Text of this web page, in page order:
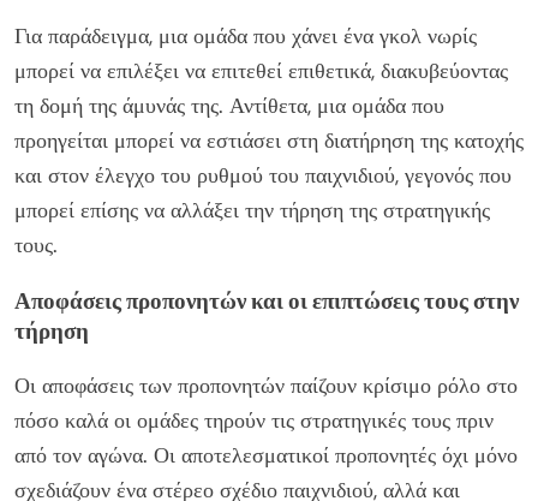
Για παράδειγμα, μια ομάδα που χάνει ένα γκολ νωρίς
μπορεί να επιλέξει να επιτεθεί επιθετικά, διακυβεύοντας
τη δομή της άμυνάς της. Αντίθετα, μια ομάδα που
προηγείται μπορεί να εστιάσει στη διατήρηση της κατοχής
και στον έλεγχο του ρυθμού του παιχνιδιού, γεγονός που
μπορεί επίσης να αλλάξει την τήρηση της στρατηγικής
τους.
Αποφάσεις προπονητών και οι επιπτώσεις τους στην
τήρηση
Οι αποφάσεις των προπονητών παίζουν κρίσιμο ρόλο στο
πόσο καλά οι ομάδες τηρούν τις στρατηγικές τους πριν
από τον αγώνα. Οι αποτελεσματικοί προπονητές όχι μόνο
σχεδιάζουν ένα στέρεο σχέδιο παιχνιδιού, αλλά και